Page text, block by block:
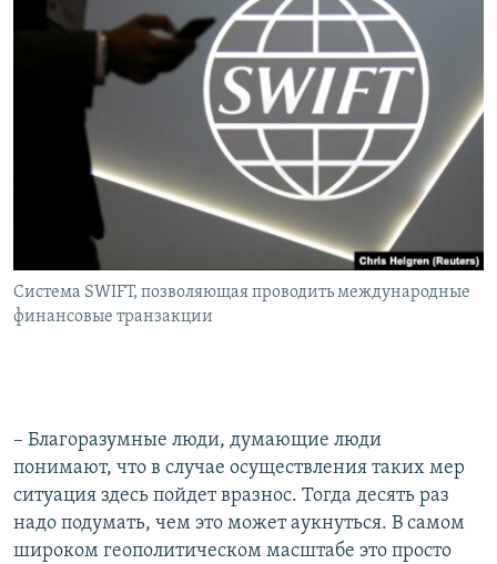
Система SWIFT, позволяющая проводить международные
финансовые транзакции
– Благоразумные люди, думающие люди
понимают, что в случае осуществления таких мер
ситуация здесь пойдет вразнос. Тогда десять раз
надо подумать, чем это может аукнуться. В самом
широком геополитическом масштабе это просто